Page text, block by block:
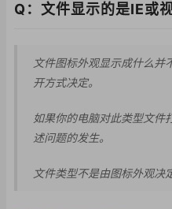
Q：文件显示的是IE或
文件图标外观显示成什么并
开方式决定。
如果你的电脑对此类型文件
述问题的发生。
文件类型不是由图标外观决